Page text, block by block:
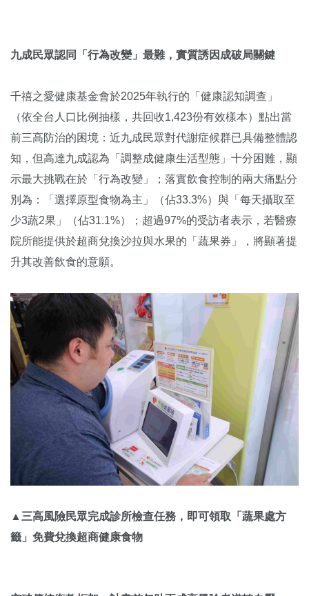
九成民眾認同「行為改變」最難，實質誘因成破局關鍵
千禧之愛健康基金會於2025年執行的「健康認知調查」
（依全台人口比例抽樣，共回收1,423份有效樣本）點出當
前三高防治的困境：近九成民眾對代謝症候群已具備整體認
知，但高達九成認為「調整成健康生活型態」十分困難，顯
示最大挑戰在於「行為改變」；落實飲食控制的兩大痛點分
別為：「選擇原型食物為主」（佔33.3%）與「每天攝取至
少3蔬2果」（佔31.1%）；超過97%的受訪者表示，若醫療
院所能提供於超商兌換沙拉與水果的「蔬果券」，將顯著提
升其改善飲食的意願。
▲三高風險民眾完成診所檢查任務，即可領取「蔬果處方
籤」免費兌換超商健康食物